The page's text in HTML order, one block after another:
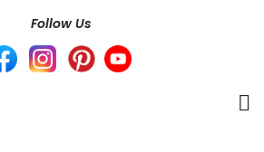
Follow Us